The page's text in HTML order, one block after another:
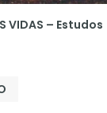
VIDAS – Estudos